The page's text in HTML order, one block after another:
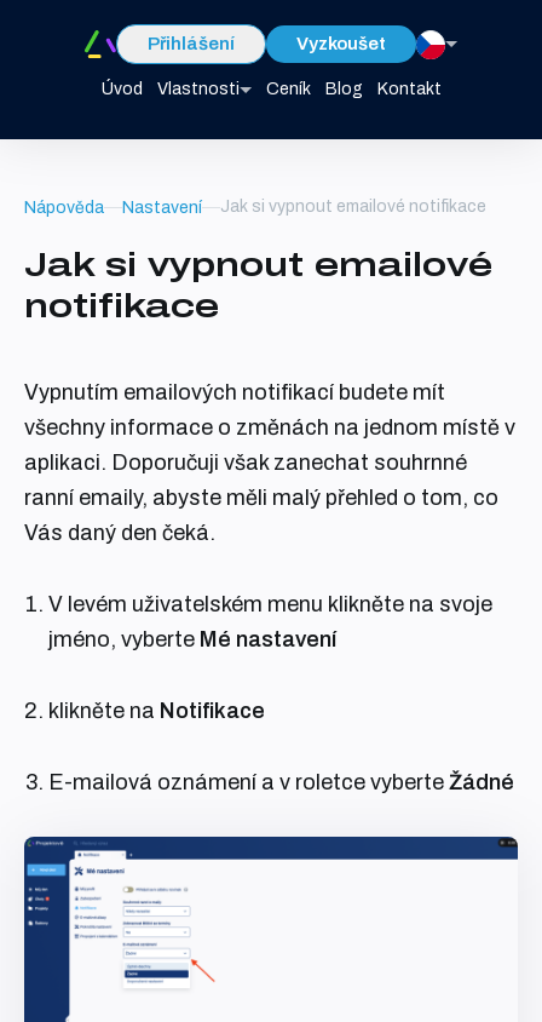
Úvod Vlastnosti Ceník Blog Kontakt
Přihlášení Vyzkoušet
Nápověda Nastavení Jak si vypnout emailové notifikace
Jak si vypnout emailové
notifikace
Vypnutím emailových notifikací budete mít
všechny informace o změnách na jednom místě v
aplikaci. Doporučuji však zanechat souhrnné
ranní emaily, abyste měli malý přehled o tom, co
Vás daný den čeká.
V levém uživatelském menu klikněte na svoje
jméno, vyberte Mé nastavení
klikněte na Notifikace
E-mailová oznámení a v roletce vyberte Žádné